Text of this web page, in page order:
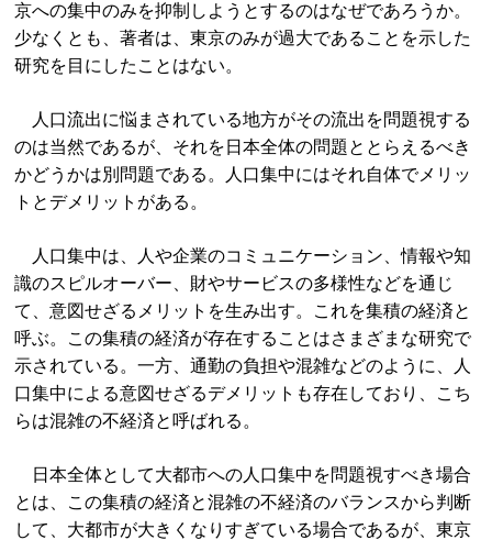
京への集中のみを抑制しようとするのはなぜであろうか。
少なくとも、著者は、東京のみが過大であることを示した
研究を目にしたことはない。
人口流出に悩まされている地方がその流出を問題視する
のは当然であるが、それを日本全体の問題ととらえるべき
かどうかは別問題である。人口集中にはそれ自体でメリッ
トとデメリットがある。
人口集中は、人や企業のコミュニケーション、情報や知
識のスピルオーバー、財やサービスの多様性などを通じ
て、意図せざるメリットを生み出す。これを集積の経済と
呼ぶ。この集積の経済が存在することはさまざまな研究で
示されている。一方、通勤の負担や混雑などのように、人
口集中による意図せざるデメリットも存在しており、こち
らは混雑の不経済と呼ばれる。
日本全体として大都市への人口集中を問題視すべき場合
とは、この集積の経済と混雑の不経済のバランスから判断
して、大都市が大きくなりすぎている場合であるが、東京